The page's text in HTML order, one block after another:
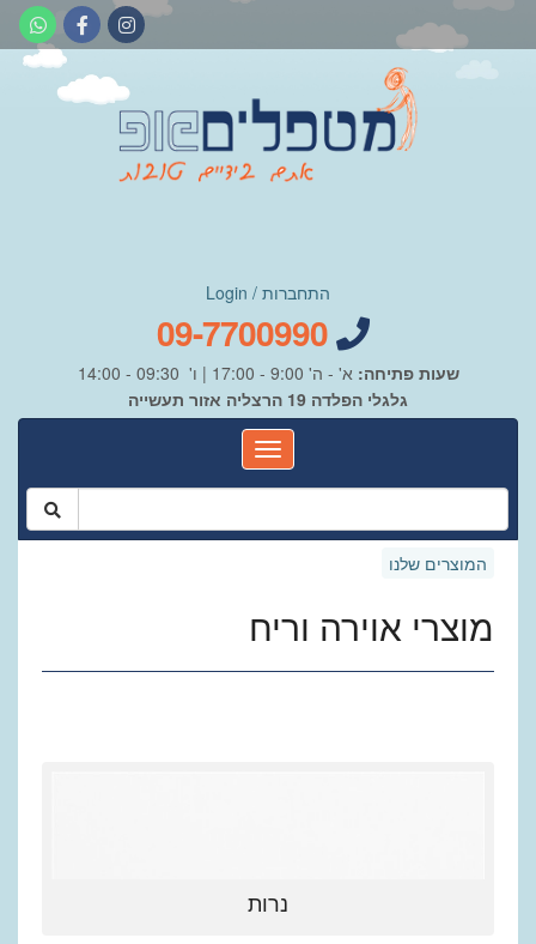
התחברות / Login
שעות פתיחה: א' - ה' 9:00 - 17:00 | ו' 09:30 - 14:00
גלגלי הפלדה 19 הרצליה אזור תעשייה
המוצרים שלנו
מוצרי אוירה וריח
נרות